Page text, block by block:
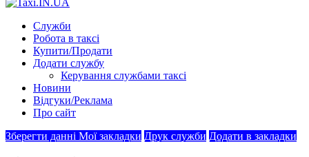
Служби
Робота в таксі
Купити/Продати
Додати службу
Керування службами таксі
Новини
Відгуки/Реклама
Про сайт
Зберегти данні Мої закладки Друк служби Додати в закладки